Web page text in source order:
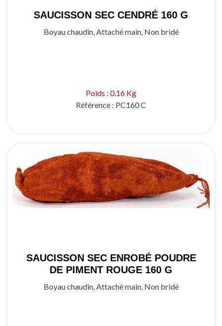
SAUCISSON SEC CENDRÉ 160 G
Boyau chaudin, Attaché main, Non bridé
Poids : 0.16 Kg
Référence : PC160 C
SAUCISSON SEC ENROBÉ POUDRE
DE PIMENT ROUGE 160 G
Boyau chaudin, Attaché main, Non bridé